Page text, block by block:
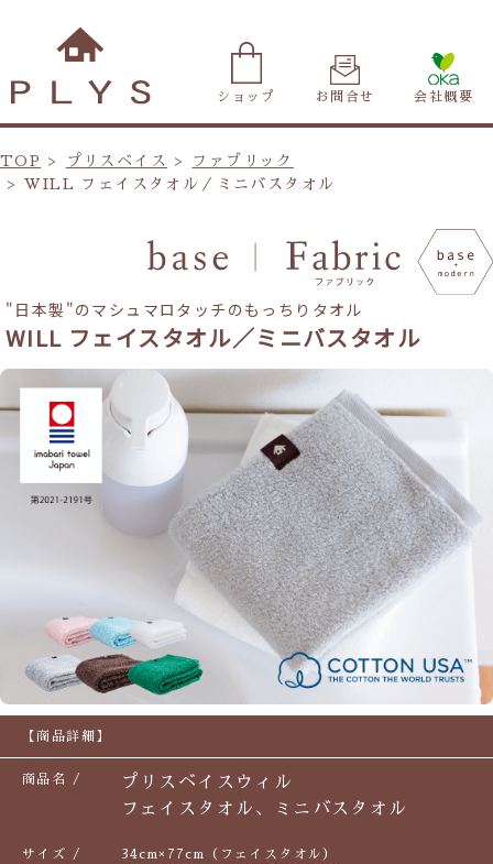
ショップ お問合せ 会社概要
TOP プリスベイス
ファブリック
WILL フェイスタオル／ミニバスタオル
"日本製"のマシュマロタッチのもっちりタオル
WILL フェイスタオル／ミニバスタオル
【商品詳細】
商品名
プリスベイスウィル
フェイスタオル、ミニバスタオル
サイズ
34cm×77cm（フェイスタオル）